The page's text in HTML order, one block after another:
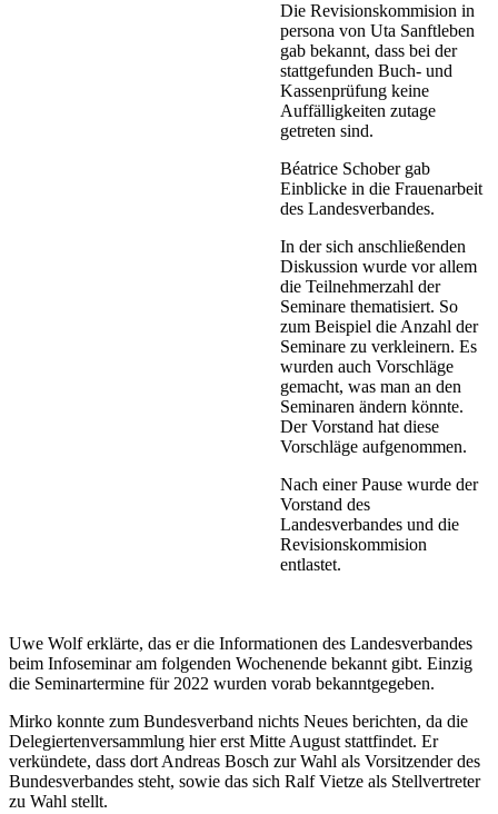
Die Revisionskommision in
persona von Uta Sanftleben
gab bekannt, dass bei der
stattgefunden Buch- und
Kassenprüfung keine
Auffälligkeiten zutage
getreten sind.
Béatrice Schober gab
Einblicke in die Frauenarbeit
des Landesverbandes.
In der sich anschließenden
Diskussion wurde vor allem
die Teilnehmerzahl der
Seminare thematisiert. So
zum Beispiel die Anzahl der
Seminare zu verkleinern. Es
wurden auch Vorschläge
gemacht, was man an den
Seminaren ändern könnte.
Der Vorstand hat diese
Vorschläge aufgenommen.
Nach einer Pause wurde der
Vorstand des
Landesverbandes und die
Revisionskommision
entlastet.
Uwe Wolf erklärte, das er die Informationen des Landesverbandes
beim Infoseminar am folgenden Wochenende bekannt gibt. Einzig
die Seminartermine für 2022 wurden vorab bekanntgegeben.
Mirko konnte zum Bundesverband nichts Neues berichten, da die
Delegiertenversammlung hier erst Mitte August stattfindet. Er
verkündete, dass dort Andreas Bosch zur Wahl als Vorsitzender des
Bundesverbandes steht, sowie das sich Ralf Vietze als Stellvertreter
zu Wahl stellt.